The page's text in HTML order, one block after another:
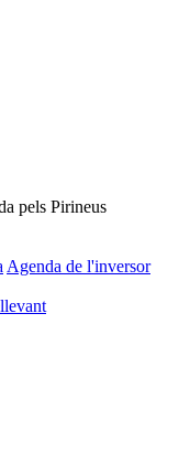
Agenda de l'inversor